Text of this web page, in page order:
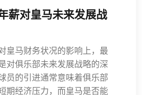
薪对皇马未来发展战
皇马财务状况的影响上，最
对俱乐部未来发展战略的深
员的引进通常意味着俱乐部
期经济压力，而皇马是否能